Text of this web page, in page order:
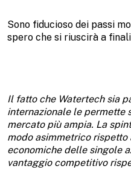
Sono fiducioso dei passi
spero che si riuscirà a
Il fatto che Watertech sia
internazionale le permette
mercato più ampia. La
modo asimmetrico rispetto
economiche delle singole
vantaggio competitivo